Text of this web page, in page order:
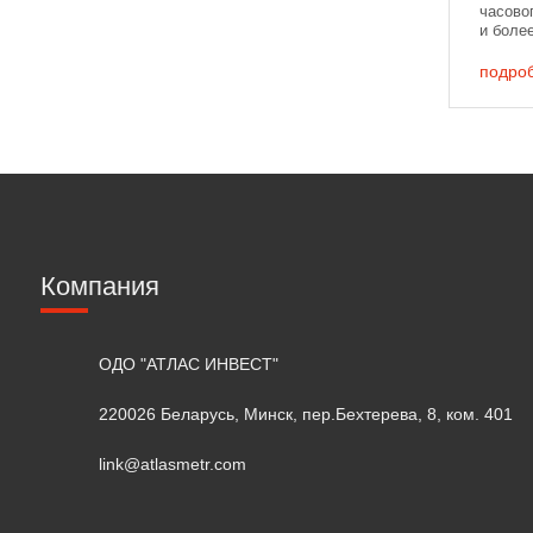
и
может
Компания
ОДО "АТЛАС ИНВЕСТ"
220026 Беларусь, Минск, пер.Бехтерева, 8, ком. 401
link@atlasmetr.com